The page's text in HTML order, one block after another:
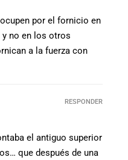
por el fornicio en
no en los otros
a la fuerza con
el antiguo superior
que después de una
RESPONDER